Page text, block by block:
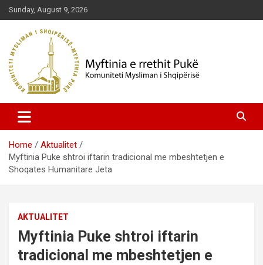
Skip
to
content
Sunday, August 9, 2026
Myftinia Pukë | Faqja Zyrtare
Home
Aktualitet
Myftinia Puke shtroi iftarin tradicional me mbeshtetjen e
Shoqates Humanitare Jeta
AKTUALITET
Myftinia Puke shtroi iftarin
tradicional me mbeshtetjen e